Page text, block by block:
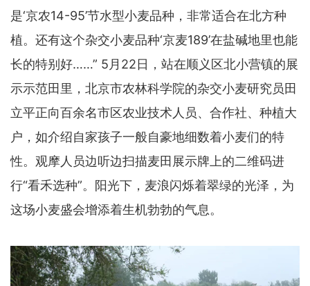
是‘京农14-95’节水型小麦品种，非常适合在北方种
植。还有这个杂交小麦品种‘京麦189’在盐碱地里也能
长的特别好……” 5月22日，站在顺义区北小营镇的展
示示范田里，北京市农林科学院的杂交小麦研究员田
立平正向百余名市区农业技术人员、合作社、种植大
户，如介绍自家孩子一般自豪地细数着小麦们的特
性。观摩人员边听边扫描麦田展示牌上的二维码进
行“看禾选种”。阳光下，麦浪闪烁着翠绿的光泽，为
这场小麦盛会增添着生机勃勃的气息。